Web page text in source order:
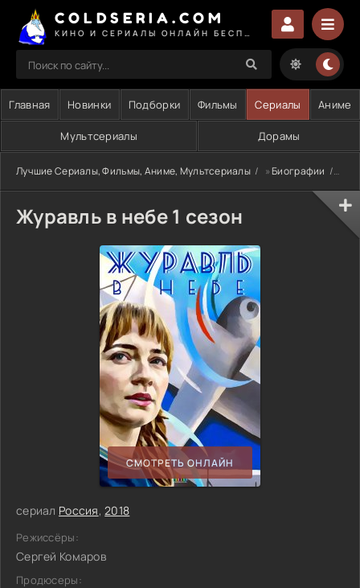
COLDSERIA.COM
Главная Новинки Подборки Фильмы Сериалы Аниме
Мультсериалы Дорамы
Лучшие Сериалы, Фильмы, Аниме, Мультсериалы »Биографии »
Журавль в небе 1 сезон
СМОТРЕТЬ ОНЛАЙН
сериал Россия,2018
Режиссёры:
Сергей Комаров
Продюсеры: